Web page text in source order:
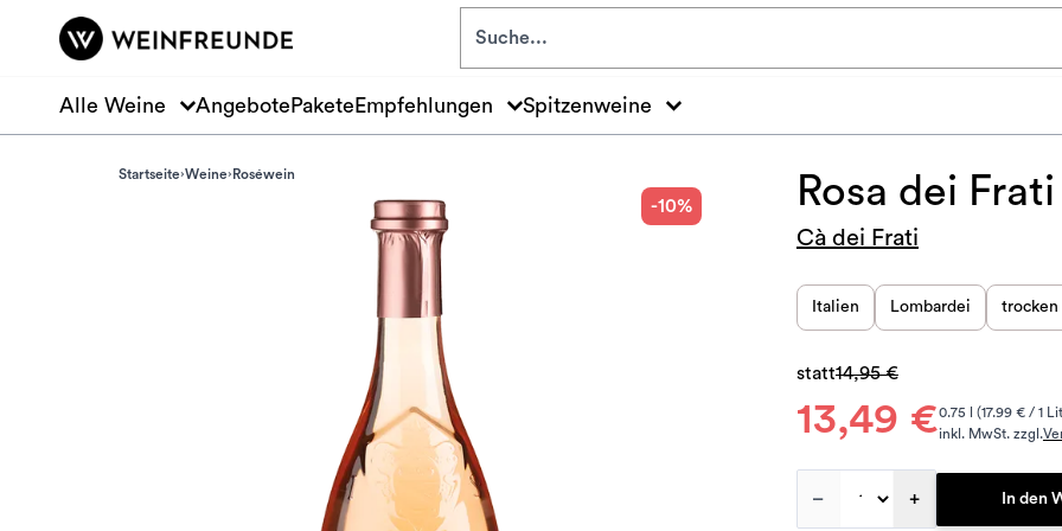
Zum Hauptinhalt springen
Alle Weine Angebote Pakete Empfehlungen Spitzenweine
Startseite Weine Roséwein
-10% Rosa dei
Cà dei Frati
Italien Lombardei trocken
13,49 €
statt14,95 €
0.75 l (17.99 € / 1
inkl. MwSt. zzgl.
– + In den